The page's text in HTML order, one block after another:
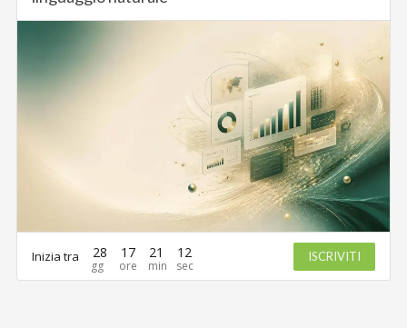
Inizia tra 28 17 21 12 ISCRIVITI